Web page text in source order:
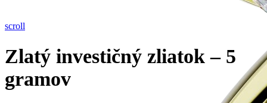
scroll
Zlatý investičný zliatok – 5
gramov